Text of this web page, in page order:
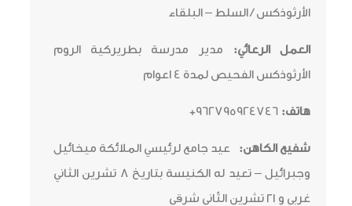
الأرثوذكس / السلط – البلقاء
العمل الرعائي: مدير مدرسة بطريركية الروم
الأرثوذكس الفحيص لمدة 4 اعوام
هاتف:
شفيع الكاهن:
عيد جامع لرئيسي الملائكة ميخائيل
وجبرائيل – تعيد له الكنيسة بتاريخ 8 تشرين الثاني
غربي و ٢١ تشرين الثّاني شرقي